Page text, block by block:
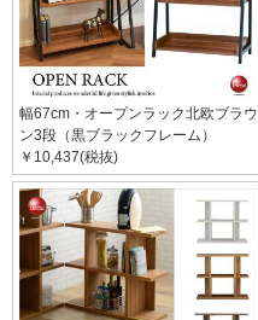
幅67cm・オープンラック北欧ブラウ
ン3段（黒ブラックフレーム）
￥10,437(税抜)